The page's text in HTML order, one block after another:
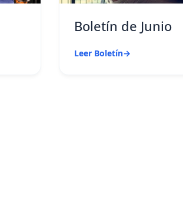
Boletín de Junio
Leer Boletín→